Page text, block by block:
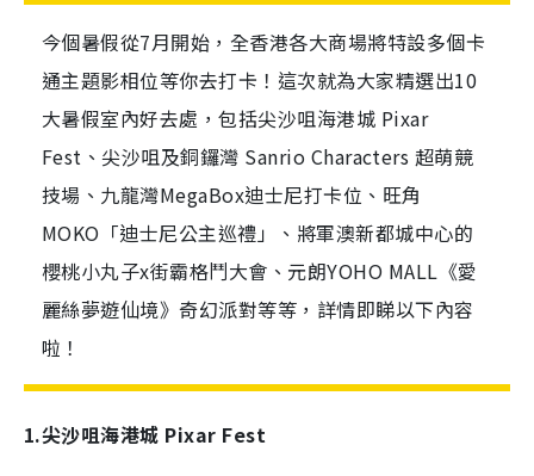
今個暑假從7月開始，全香港各大商場將特設多個卡
通主題影相位等你去打卡！這次就為大家精選出10
大暑假室內好去處，包括尖沙咀海港城 Pixar
Fest、尖沙咀及銅鑼灣 Sanrio Characters 超萌競
技場、九龍灣MegaBox迪士尼打卡位、旺角
MOKO「迪士尼公主巡禮」、將軍澳新都城中心的
櫻桃小丸子x街霸格鬥大會、元朗YOHO MALL《愛
麗絲夢遊仙境》奇幻派對等等，詳情即睇以下內容
啦！
1.尖沙咀海港城 Pixar Fest